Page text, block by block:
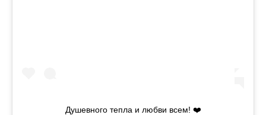
Душевного тепла и любви всем! ❤️